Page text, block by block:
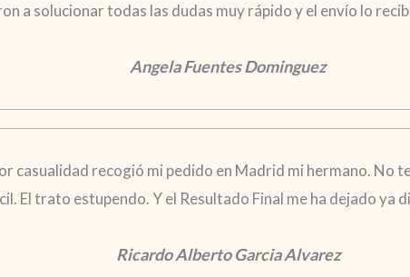
a solucionar todas las dudas muy rápido y el envío lo
Angela Fuentes Dominguez
casualidad recogió mi pedido en Madrid mi hermano. No
El trato estupendo. Y el Resultado Final me ha dejado
Ricardo Alberto Garcia Alvarez